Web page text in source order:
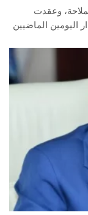
وعقدت
اليومين الماضيين